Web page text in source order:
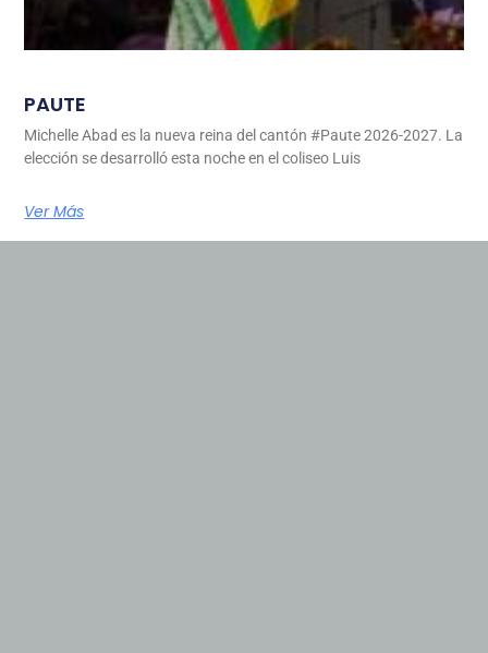
PAUTE
Michelle Abad es la nueva reina del cantón #Paute 2026-2027. La
elección se desarrolló esta noche en el coliseo Luis
Ver Más